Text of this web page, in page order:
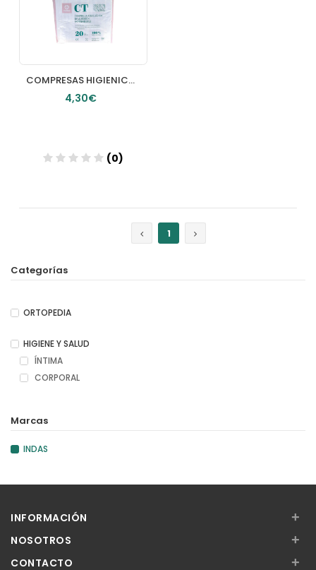
COMPRESAS HIGIENICAS FEMENINAS 20 U
4,30€
(0)
1
Categorías
ORTOPEDIA
HIGIENE Y SALUD
ÍNTIMA
CORPORAL
Marcas
INDAS
INFORMACIÓN +
NOSOTROS +
CONTACTO +